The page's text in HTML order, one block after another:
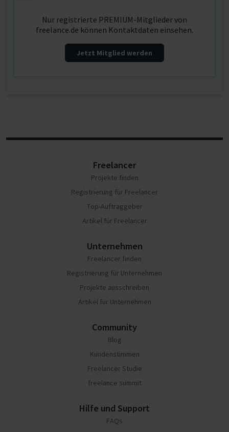
Nur registrierte PREMIUM-Mitglieder von
freelance.de können Kontaktdaten einsehen.
Jetzt Mitglied werden
Freelancer
Projekte finden
Registrierung für Freelancer
Top-Auftraggeber
Artikel für Freelancer
Unternehmen
Freelancer finden
Registrierung für Unternehmen
Projekte ausschreiben
Artikel für Unternehmen
Community
Blog
Kundenstimmen
Freelancer Studie
freelance summit
Hilfe und Support
FAQs